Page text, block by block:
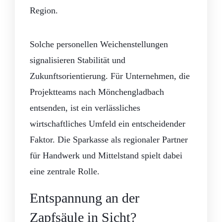
Region.
Solche personellen Weichenstellungen
signalisieren Stabilität und
Zukunftsorientierung. Für Unternehmen, die
Projektteams nach Mönchengladbach
entsenden, ist ein verlässliches
wirtschaftliches Umfeld ein entscheidender
Faktor. Die Sparkasse als regionaler Partner
für Handwerk und Mittelstand spielt dabei
eine zentrale Rolle.
Entspannung an der
Zapfsäule in Sicht?